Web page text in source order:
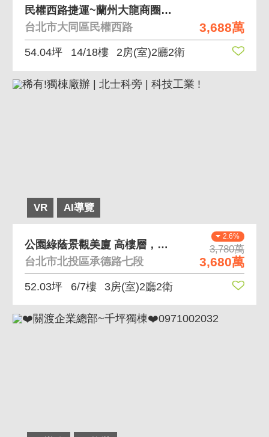
3,688萬
民權西路捷運~蘭州大龍商圈大同世界住辦
台北市大同區民權西路
54.04坪 14/18樓 2房(室)2廳2衛
VR AI導覽
2.6%
3,780萬
3,680萬
公園綠蔭景觀美廈 高樓層，面關渡平原及公園
台北市北投區承德路七段
52.03坪 6/7樓 3房(室)2廳2衛